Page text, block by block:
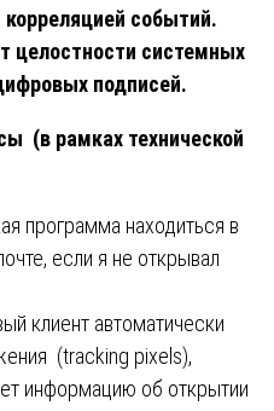
корреляцией событий.
целостности системных
подписей.
(в рамках технической
программа находиться в
если я не открывал
клиент автоматически
(tracking pixels),
информацию об открытии